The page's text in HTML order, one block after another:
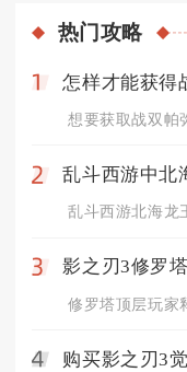
热门攻略
怎样才能获得
2
3 影之刃3修罗
4 购买影之刃3